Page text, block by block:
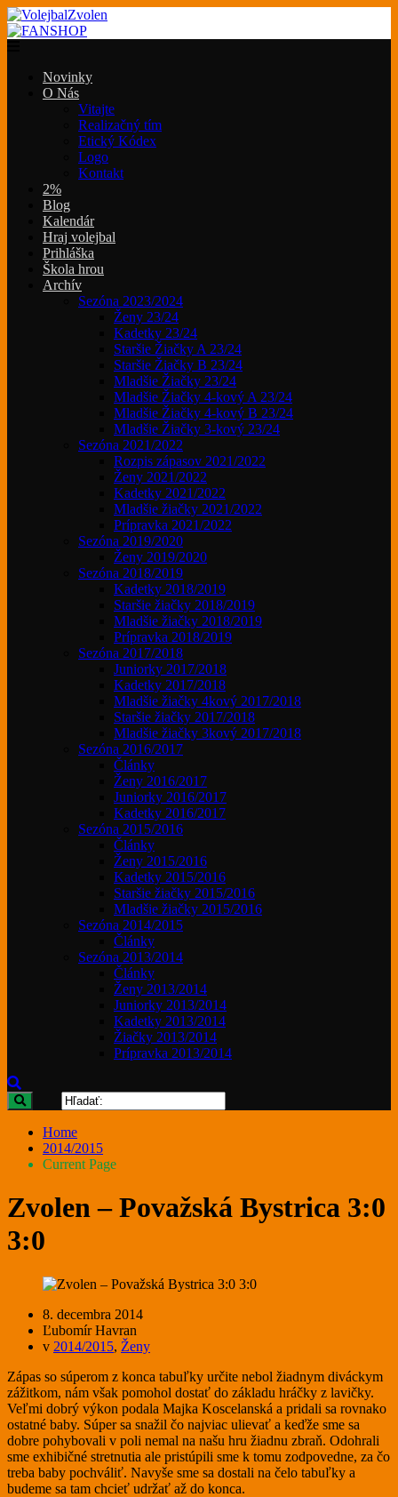
Novinky
O Nás
Vitajte
Realizačný tím
Etický Kódex
Logo
Kontakt
2%
Blog
Kalendár
Hraj volejbal
Prihláška
Škola hrou
Archív
Sezóna 2023/2024
Ženy 23/24
Kadetky 23/24
Staršie Žiačky A 23/24
Staršie Žiačky B 23/24
Mladšie Žiačky 23/24
Mladšie Žiačky 4-kový A 23/24
Mladšie Žiačky 4-kový B 23/24
Mladšie Žiačky 3-kový 23/24
Sezóna 2021/2022
Rozpis zápasov 2021/2022
Ženy 2021/2022
Kadetky 2021/2022
Mladšie žiačky 2021/2022
Prípravka 2021/2022
Sezóna 2019/2020
Ženy 2019/2020
Sezóna 2018/2019
Kadetky 2018/2019
Staršie žiačky 2018/2019
Mladšie žiačky 2018/2019
Prípravka 2018/2019
Sezóna 2017/2018
Juniorky 2017/2018
Kadetky 2017/2018
Mladšie žiačky 4kový 2017/2018
Staršie žiačky 2017/2018
Mladšie žiačky 3kový 2017/2018
Sezóna 2016/2017
Články
Ženy 2016/2017
Juniorky 2016/2017
Kadetky 2016/2017
Sezóna 2015/2016
Články
Ženy 2015/2016
Kadetky 2015/2016
Staršie žiačky 2015/2016
Mladšie žiačky 2015/2016
Sezóna 2014/2015
Články
Sezóna 2013/2014
Články
Ženy 2013/2014
Juniorky 2013/2014
Kadetky 2013/2014
Žiačky 2013/2014
Prípravka 2013/2014
Home
2014/2015
Current Page
Zvolen – Považská Bystrica 3:0
3:0
8. decembra 2014
Ľubomír Havran
v 2014/2015, Ženy
Zápas so súperom z konca tabuľky určite nebol žiadnym diváckym
zážitkom, nám však pomohol dostať do základu hráčky z lavičky.
Veľmi dobrý výkon podala Majka Koscelanská a pridali sa rovnako
ostatné baby. Súper sa snažil čo najviac ulievať a keďže sme sa
dobre pohybovali v poli nemal na našu hru žiadnu zbraň. Odohrali
sme exhibičné stretnutia ale pristúpili sme k tomu zodpovedne, za čo
treba baby pochváliť. Navyše sme sa dostali na čelo tabuľky a
budeme sa tam chcieť udržať až do konca.